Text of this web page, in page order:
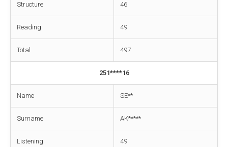
Structure 46
Reading 49
Total 497
251****16
Name SE**
Surname AK*****
Listening 49